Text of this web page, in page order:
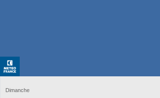
Dimanche